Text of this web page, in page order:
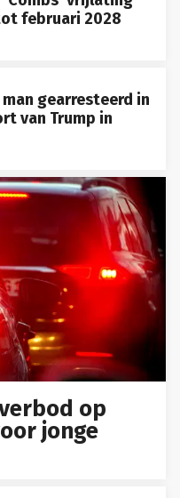
februari 2028
gearresteerd in
van Trump in
op
jonge